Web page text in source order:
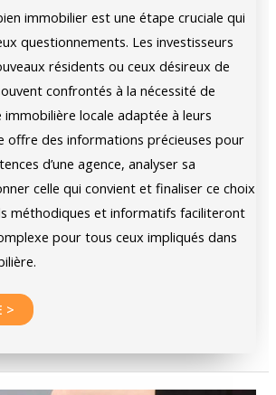
immobilier est une étape cruciale qui
questionnements. Les investisseurs
résidents ou ceux désireux de
confrontés à la nécessité de
immobilière locale adaptée à leurs
offre des informations précieuses pour
d’une agence, analyser sa
celle qui convient et finaliser ce choix
méthodiques et informatifs faciliteront
pour tous ceux impliqués dans
>